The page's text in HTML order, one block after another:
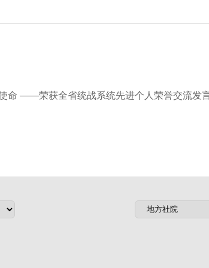
命 ——荣获全省统战系统先进个人荣誉交流发